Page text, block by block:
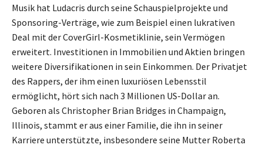
Musik hat Ludacris durch seine Schauspielprojekte und
Sponsoring-Verträge, wie zum Beispiel einen lukrativen
Deal mit der CoverGirl-Kosmetiklinie, sein Vermögen
erweitert. Investitionen in Immobilien und Aktien bringen
weitere Diversifikationen in sein Einkommen. Der Privatjet
des Rappers, der ihm einen luxuriösen Lebensstil
ermöglicht, hört sich nach 3 Millionen US-Dollar an.
Geboren als Christopher Brian Bridges in Champaign,
Illinois, stammt er aus einer Familie, die ihn in seiner
Karriere unterstützte, insbesondere seine Mutter Roberta